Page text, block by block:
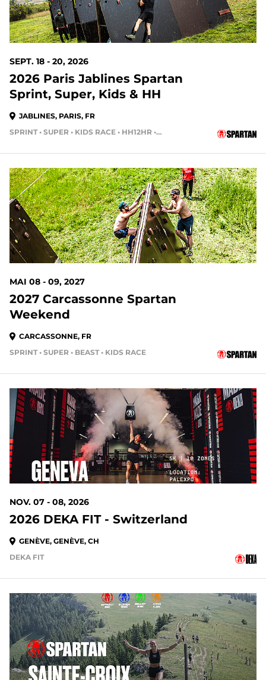
SEPT. 18 - 20, 2026
2026 Paris Jablines Spartan
Sprint, Super, Kids & HH
JABLINES, PARIS, FR
SPRINT • SUPER • KIDS RACE • HH12HR • HH4HR • HH24HR
MAI 08 - 09, 2027
2027 Carcassonne Spartan
Weekend
CARCASSONNE, FR
SPRINT • SUPER • BEAST • KIDS RACE
NOV. 07 - 08, 2026
2026 DEKA FIT - Switzerland
GENÈVE, GENÈVE, CH
DEKA FIT